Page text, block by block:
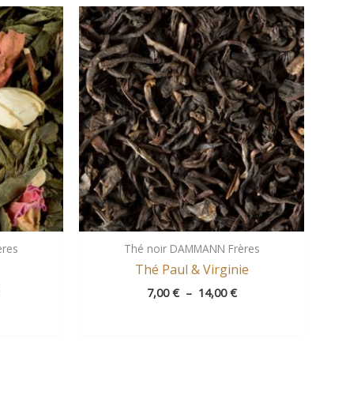
:
€
€
Thé noir DAMMANN Frères
Thé Paul & Virginie
7,00€ – 14,00€
Plage
de
prix :
7,00 €
à
14,00 €